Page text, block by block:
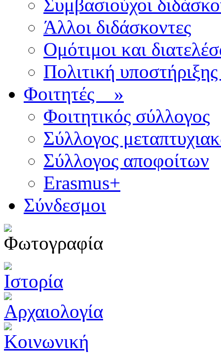
Συμβασιούχοι
Άλλοι διδάσκοντες
Ομότιμοι και
Πολιτική
Φοιτητές »
Φοιτητικός σύλλογος
Σύλλογος
Σύλλογος αποφοίτων
Erasmus+
Σύνδεσμοι